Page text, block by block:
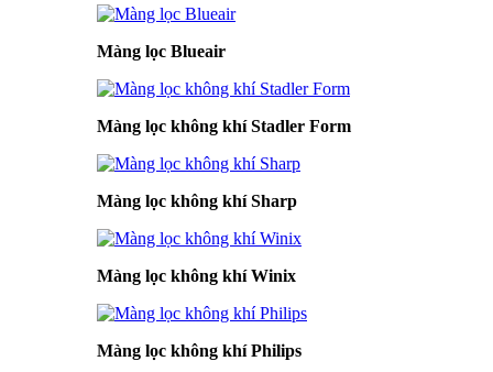
Màng lọc Blueair
Màng lọc không khí Stadler Form
Màng lọc không khí Sharp
Màng lọc không khí Winix
Màng lọc không khí Philips